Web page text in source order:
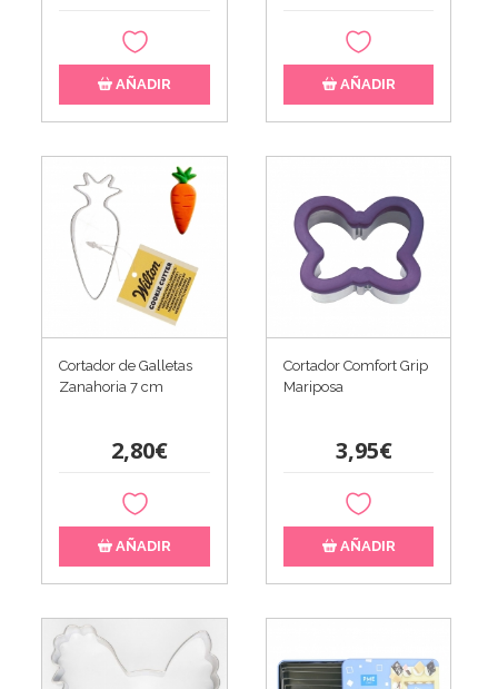
AÑADIR AÑADIR
Cortador de Galletas
Zanahoria 7 cm
2,80€
AÑADIR
Cortador Comfort Grip
Mariposa
3,95€
AÑADIR